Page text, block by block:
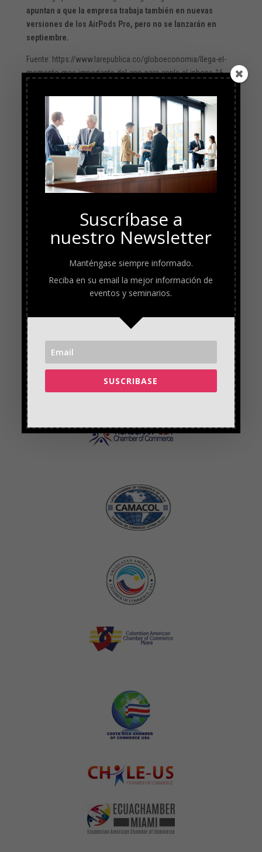
apuntan a que la empresa trabaja también en nuevas
versiones de los AirPods Pro, pero no se lanzarán en
septiembre.
Fuente: https://www.larepublica.co/globoeconomia/llega-el-
momento-mas-importante-del-ano-para-apple-el-iphone-16-
sera-presentado-3947920
Suscríbase a
nuestro Newsletter
Manténgase siempre informado.
Reciba en su email la mejor información de
eventos y seminarios.
SUSCRIBASE